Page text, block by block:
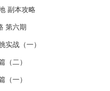
副本攻略
第六期
战（一）
二）
一）